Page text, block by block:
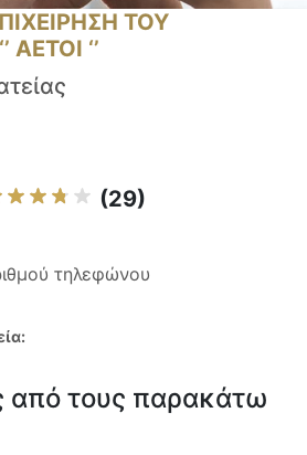
ΤΟΥ
‘’
(29)
τηλεφώνου
από τους παρακάτω